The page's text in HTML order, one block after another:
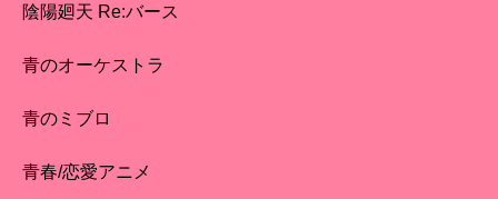
陰陽廻天 Re:バース
青のオーケストラ
青のミブロ
青春/恋愛アニメ